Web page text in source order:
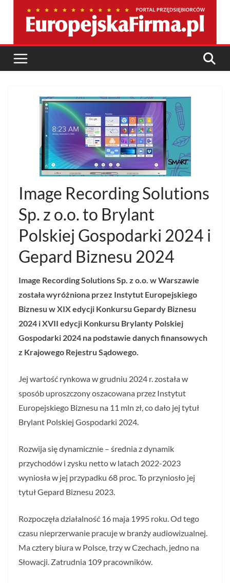
Image Recording Solutions
Sp. z o.o. to Brylant
Polskiej Gospodarki 2024 i
Gepard Biznesu 2024
Image Recording Solutions Sp. z o.o. w Warszawie
została wyróżniona przez Instytut Europejskiego
Biznesu w XIX edycji Konkursu Gepardy Biznesu
2024 i XVII edycji Konkursu Brylanty Polskiej
Gospodarki 2024 na podstawie danych finansowych
z Krajowego Rejestru Sądowego.
Jej wartość rynkowa w grudniu 2024 r. została w
sposób uproszczony oszacowana przez Instytut
Europejskiego Biznesu na 11 mln zł, co dało jej tytuł
Brylant Polskiej Gospodarki 2024.
Rozwija się dynamicznie – średnia z dynamik
przychodów i zysku netto w latach 2022-2023
wyniosła w jej przypadku 68 proc. To przyniosło jej
tytuł Gepard Biznesu 2023.
Rozpoczęła działalność 16 maja 1995 roku. Od tego
czasu nieprzerwanie pracuje w branży audiowizualnej.
Ma cztery biura w Polsce, trzy w Czechach, jedno na
Słowacji. Zatrudnia 109 pracowników.